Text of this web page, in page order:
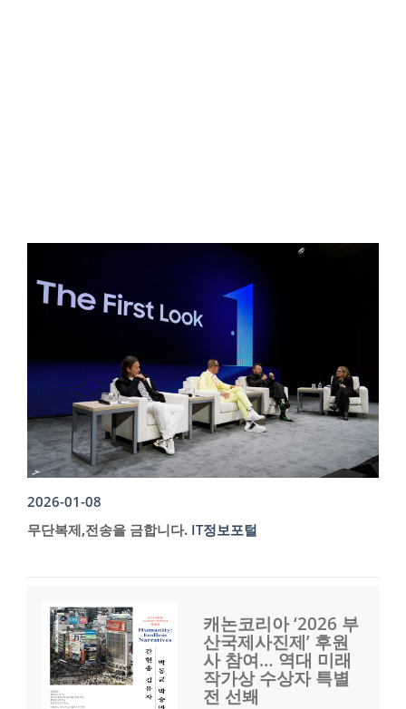
2026-01-08
무단복제,전송을 금합니다. IT정보포털
캐논코리아 ‘2026 부
산국제사진제’ 후원
사 참여… 역대 미래
작가상 수상자 특별
전 선봬